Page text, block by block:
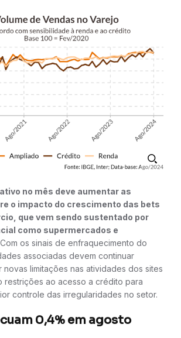
no mês deve aumentar as
o impacto do crescimento das bets
que vem sendo sustentado por
como supermercados e
Com os sinais de enfraquecimento do
associadas devem continuar
limitações nas atividades dos sites
restrições ao acesso a crédito para
controle das irregularidades no setor.
0,4% em agosto